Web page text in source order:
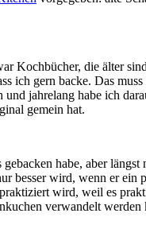
Kochbücher, die älter
ich gern backe. Das
jahrelang habe ich
gemein hat.
habe, aber
besser wird, wenn er
wird, weil es
verwandelt